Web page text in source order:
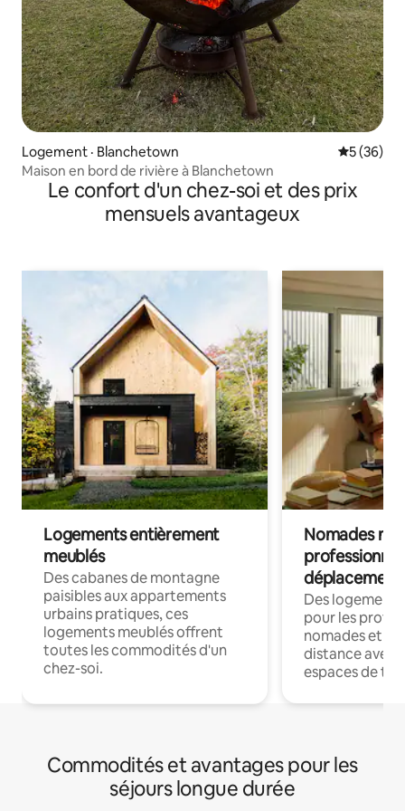
Logement · Blanchetown Note
5 (36)
Maison en bord de rivière à Blanchetown
Le confort d'un chez-soi et des prix
mensuels avantageux
Logements entièrement
meublés
Des cabanes de montagne
paisibles aux appartements
urbains pratiques, ces
logements meublés offrent
toutes les commodités d'un
chez-soi.
Nomades
déplacement
Des
pour les
nomades et
distance avec
espaces de
Commodités et avantages pour les
séjours longue durée